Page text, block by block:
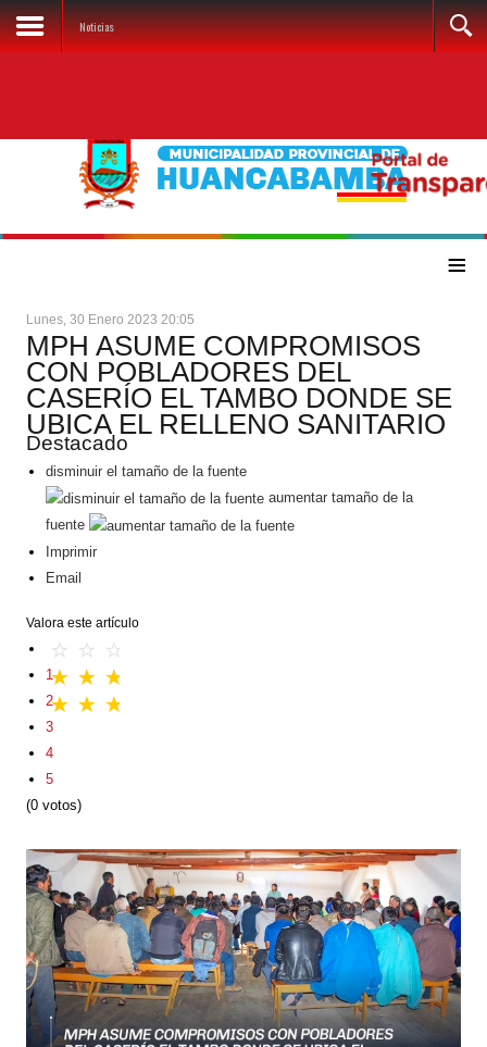
Noticias
≡
Lunes, 30 Enero 2023 20:05
MPH ASUME COMPROMISOS
CON POBLADORES DEL
CASERÍO EL TAMBO DONDE SE
UBICA EL RELLENO SANITARIO
Destacado
disminuir el tamaño de la fuente
aumentar tamaño de la
fuente
Imprimir
Email
Valora este artículo
1
2
3
4
5
(0 votos)